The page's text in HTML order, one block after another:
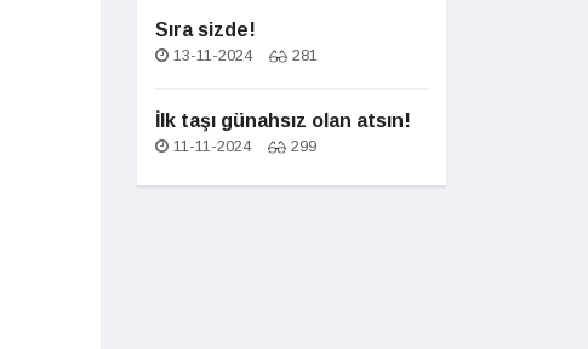
Sıra sizde!
13-11-2024 281
İlk taşı günahsız olan atsın!
11-11-2024 299